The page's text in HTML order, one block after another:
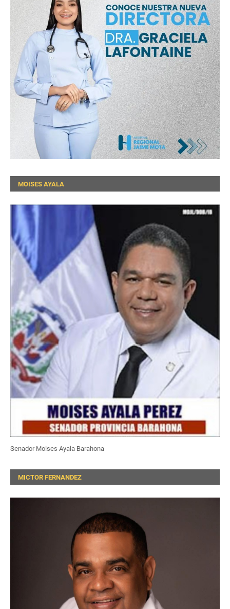
MOISES AYALA
Senador Moises Ayala Barahona
MICTOR FERNANDEZ